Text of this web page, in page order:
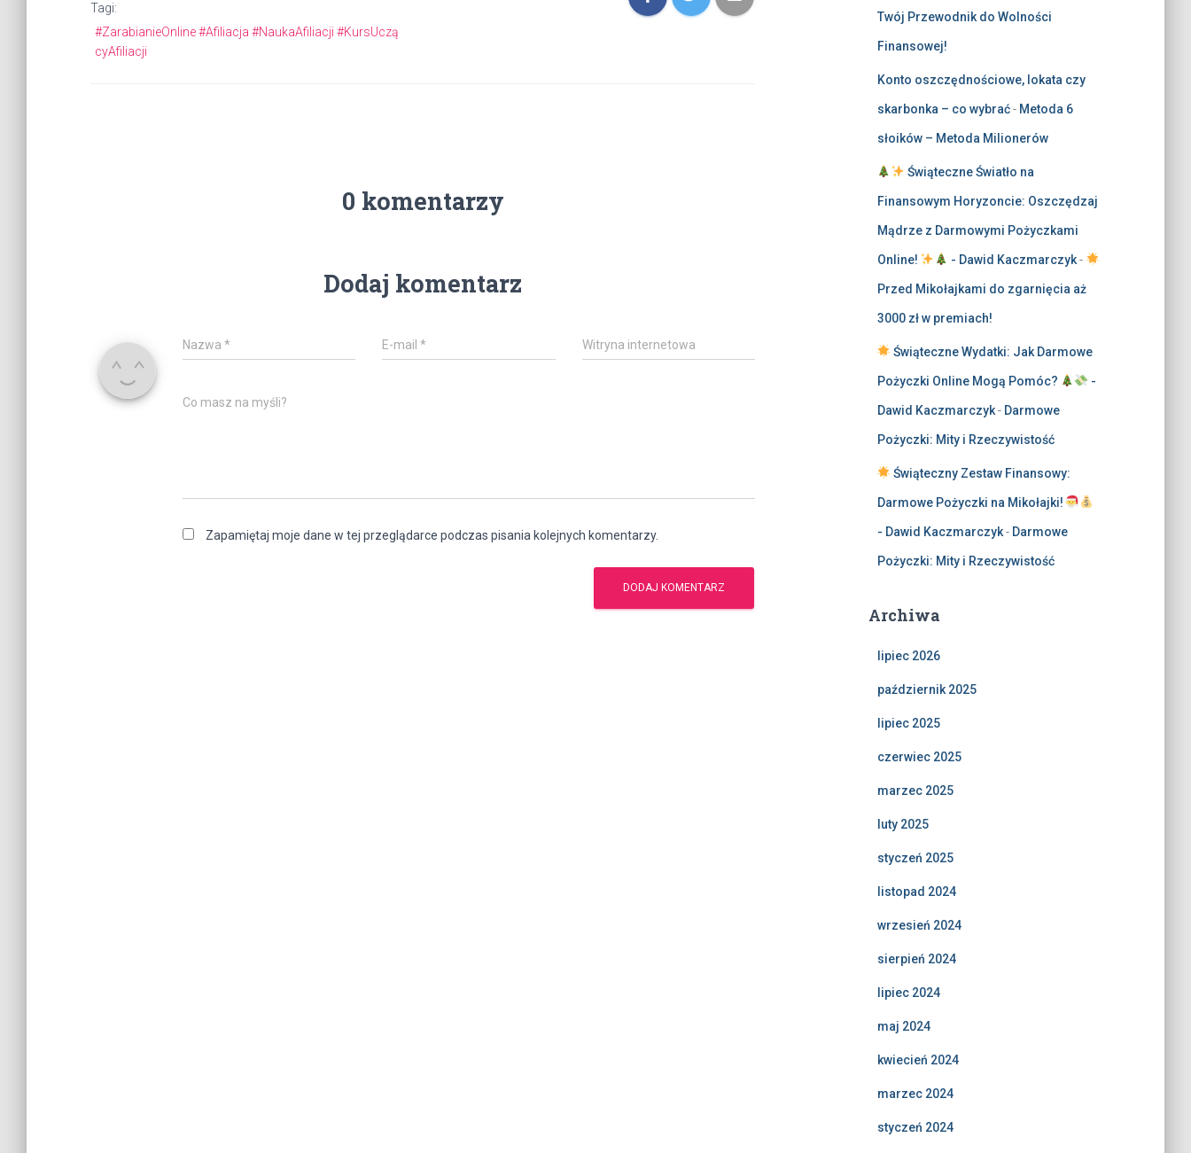
Tagi:
#ZarabianieOnline #Afiliacja #NaukaAfiliacji #KursUczą
cyAfiliacji
0 komentarzy
Dodaj komentarz
Nazwa * E-mail* Witryna internetowa
Co masz na myśli?
Zapamiętaj moje dane w tej przeglądarce podczas pisania kolejnych komentarzy.
Twój Przewodnik do Wolności
Finansowej!
Konto oszczędnościowe, lokata czy
skarbonka – co wybrać- Metoda 6
słoików – Metoda Milionerów
Świąteczne Światło na
Finansowym Horyzoncie: Oszczędzaj
Mądrze z Darmowymi Pożyczkami
Online! - Dawid Kaczmarczyk-
Przed Mikołajkami do zgarnięcia aż
3000 zł w premiach!
Świąteczne Wydatki: Jak Darmowe
Pożyczki Online Mogą Pomóc? -
Dawid Kaczmarczyk- Darmowe
Pożyczki: Mity i Rzeczywistość
Świąteczny Zestaw Finansowy:
Darmowe Pożyczki na Mikołajki!
- Dawid Kaczmarczyk- Darmowe
Pożyczki: Mity i Rzeczywistość
Archiwa
lipiec 2026
październik 2025
lipiec 2025
czerwiec 2025
marzec 2025
luty 2025
styczeń 2025
listopad 2024
wrzesień 2024
sierpień 2024
lipiec 2024
maj 2024
kwiecień 2024
marzec 2024
styczeń 2024